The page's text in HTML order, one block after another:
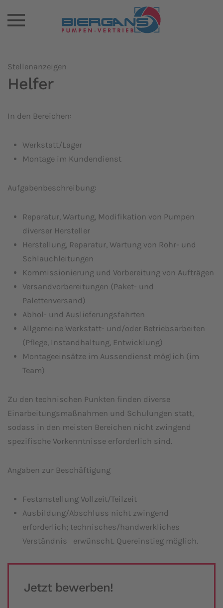
Stellenanzeigen
Helfer
In den Bereichen:
Werkstatt/Lager
Montage im Kundendienst
Aufgabenbeschreibung:
Reparatur, Wartung, Modifikation von Pumpen
diverser Hersteller
Herstellung, Reparatur, Wartung von Rohr- und
Schlauchleitungen
Kommissionierung und Vorbereitung von Aufträgen
Versandvorbereitungen (Paket- und
Palettenversand)
Abhol- und Auslieferungsfahrten
Allgemeine Werkstatt- und/oder Betriebsarbeiten
(Pflege, Instandhaltung, Entwicklung)
Montageeinsätze im Aussendienst möglich (im
Team)
Zu den technischen Punkten finden diverse
Einarbeitungsmaßnahmen und Schulungen statt,
sodass in den meisten Bereichen nicht zwingend
spezifische Vorkenntnisse erforderlich sind.
Angaben zur Beschäftigung
Festanstellung Vollzeit/Teilzeit
Ausbildung/Abschluss nicht zwingend
erforderlich; technisches/handwerkliches
Verständnis erwünscht. Quereinstieg möglich.
Jetzt bewerben!